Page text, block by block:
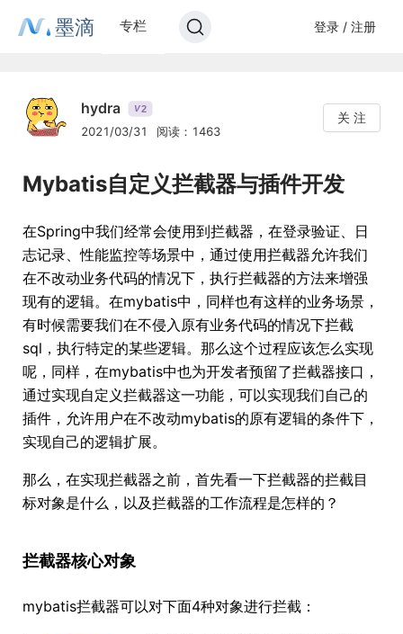
墨滴 专栏 登录 / 注册
hydra V2
2021/03/31 阅读：1463
关 注
Mybatis自定义拦截器与插件开发
在Spring中我们经常会使用到拦截器，在登录验证、日
志记录、性能监控等场景中，通过使用拦截器允许我们
在不改动业务代码的情况下，执行拦截器的方法来增强
现有的逻辑。在mybatis中，同样也有这样的业务场景，
有时候需要我们在不侵入原有业务代码的情况下拦截
sql，执行特定的某些逻辑。那么这个过程应该怎么实现
呢，同样，在mybatis中也为开发者预留了拦截器接口，
通过实现自定义拦截器这一功能，可以实现我们自己的
插件，允许用户在不改动mybatis的原有逻辑的条件下，
实现自己的逻辑扩展。
那么，在实现拦截器之前，首先看一下拦截器的拦截目
标对象是什么，以及拦截器的工作流程是怎样的？
拦截器核心对象
mybatis拦截器可以对下面4种对象进行拦截：